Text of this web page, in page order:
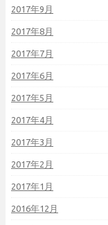
2017年9月
2017年8月
2017年7月
2017年6月
2017年5月
2017年4月
2017年3月
2017年2月
2017年1月
2016年12月